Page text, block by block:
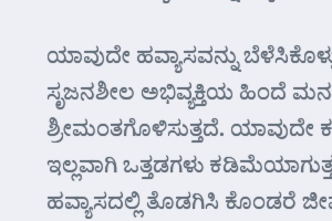
ಯಾವುದೇ ಹವ್ಯಾಸವನ್ನು
ಸೃಜನಶೀಲ ಅಭಿವ್ಯಕ್ತಿಯ ಹಿಂದೆ
ಶ್ರೀಮಂತಗೊಳಿಸುತ್ತದೆ. ಯಾವುದೇ
ಇಲ್ಲವಾಗಿ ಒತ್ತಡಗಳು
ಹವ್ಯಾಸದಲ್ಲಿ ತೊಡಗಿಸಿ ಕೊಂಡರೆ